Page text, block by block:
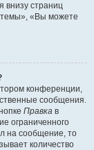
внизу страниц
«Вы можете
конференции,
сообщения.
Правка в
ограниченного
на сообщение, то
количество